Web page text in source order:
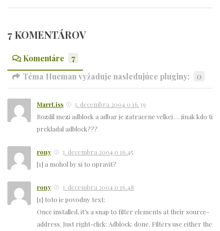
7 KOMENTÁROV
Komentáre
7
Téma Hueman vyžaduje nasledujúce pluginy:
0
MarrLiss
3. decembra 2004 o 16.39
Rozdil mezi adblock a adbar je zatracene velkej … jinak kdo ti
prekladal adblock???
rony
3. decembra 2004 o 16.45
[1] a mohol by si to opravit?
rony
3. decembra 2004 o 16.48
[1] toto je povodny text:
Once installed, it’s a snap to filter elements at their source-
address. Just right-click: Adblock: done. Filters use either the